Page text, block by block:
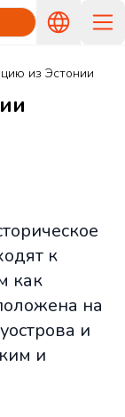
из Эстонии
к
как
на
и
и